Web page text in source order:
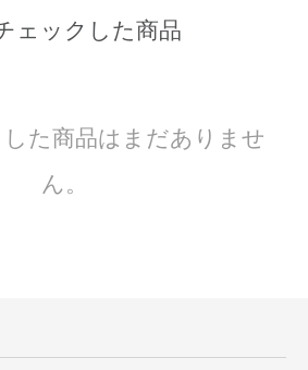
ェックした商品
た商品はまだありませ
ん。